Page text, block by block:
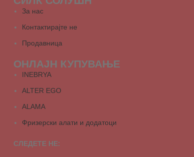
За нас
Контактирајте не
Продавница
ОНЛАЈН КУПУВАЊЕ
INEBRYA
ALTER EGO
ALAMA
Фризерски алати и додатоци
СЛЕДЕТЕ НЕ: